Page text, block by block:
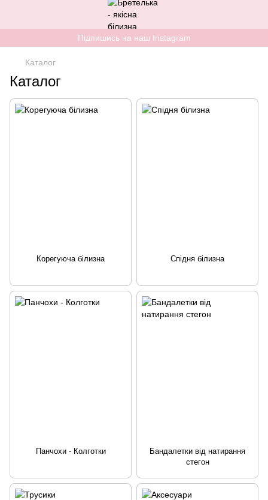
Підпишись на наш Instagram
Каталог
Каталог
Корегуюча білизна Спідня білизна
Панчохи - Колготки
Бандалетки від натирання
стегон